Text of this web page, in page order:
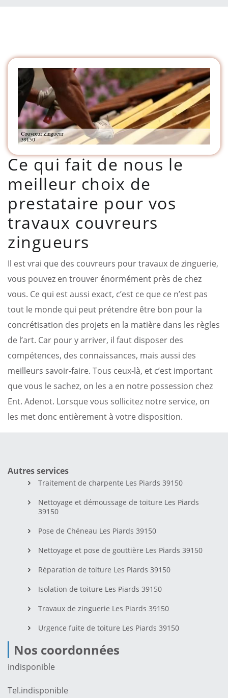
Ce qui fait de nous le
meilleur choix de
prestataire pour vos
travaux couvreurs
zingueurs
Il est vrai que des couvreurs pour travaux de zinguerie,
vous pouvez en trouver énormément près de chez
vous. Ce qui est aussi exact, c’est ce que ce n’est pas
tout le monde qui peut prétendre être bon pour la
concrétisation des projets en la matière dans les règles
de l’art. Car pour y arriver, il faut disposer des
compétences, des connaissances, mais aussi des
meilleurs savoir-faire. Tous ceux-là, et c’est important
que vous le sachez, on les a en notre possession chez
Ent. Adenot. Lorsque vous sollicitez notre service, on
les met donc entièrement à votre disposition.
Autres services
Traitement de charpente Les Piards 39150
Nettoyage et démoussage de toiture Les Piards
39150
Pose de Chéneau Les Piards 39150
Nettoyage et pose de gouttière Les Piards 39150
Réparation de toiture Les Piards 39150
Isolation de toiture Les Piards 39150
Travaux de zinguerie Les Piards 39150
Urgence fuite de toiture Les Piards 39150
Nos coordonnées
indisponible
Tel.indisponible